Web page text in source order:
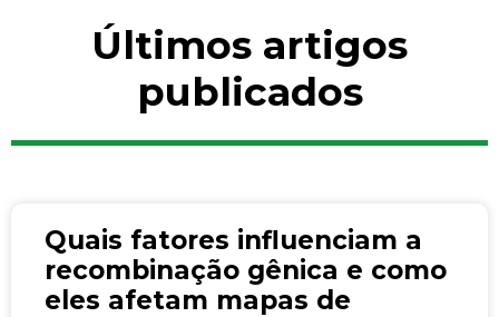
Últimos artigos
publicados
Quais fatores influenciam a
recombinação gênica e como
eles afetam mapas de